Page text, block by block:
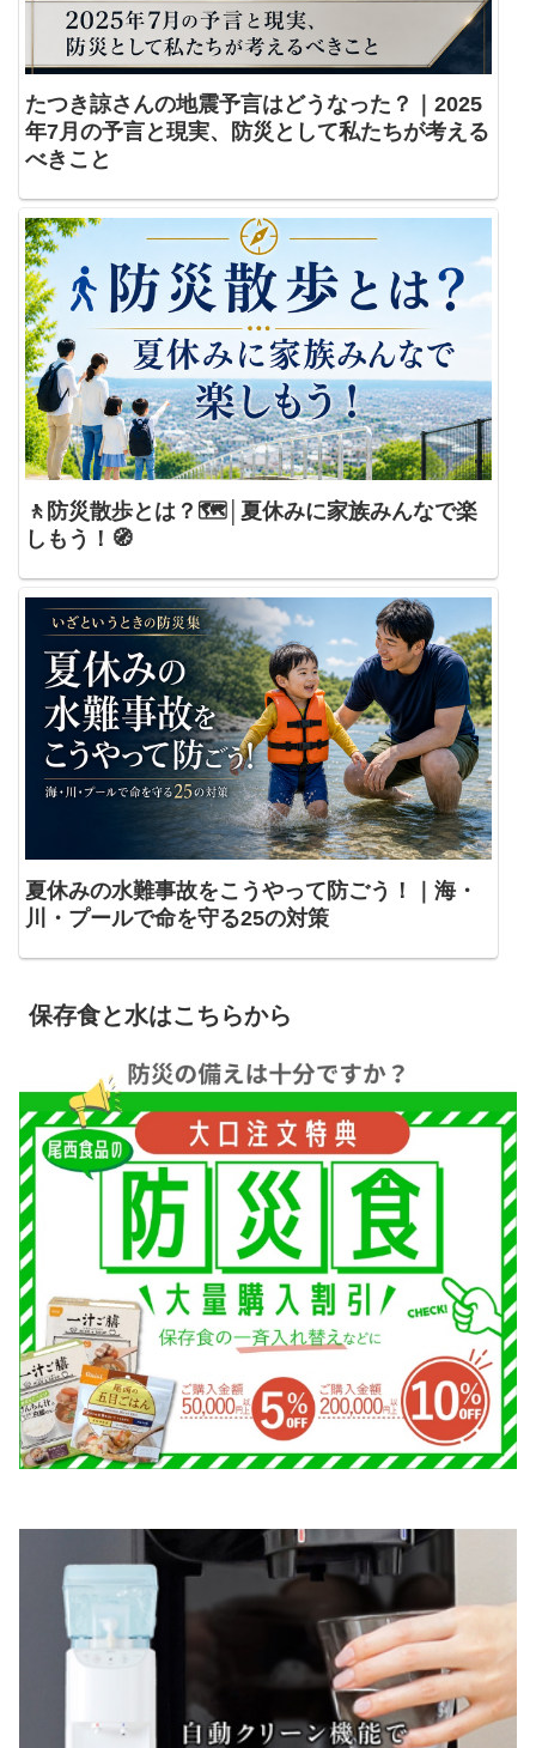
たつき諒さんの地震予言はどうなった？｜2025
年7月の予言と現実、防災として私たちが考える
べきこと
🚶防災散歩とは？🗺️│夏休みに家族みんなで楽
しもう！🧭
夏休みの水難事故をこうやって防ごう！｜海・
川・プールで命を守る25の対策
保存食と水はこちらから